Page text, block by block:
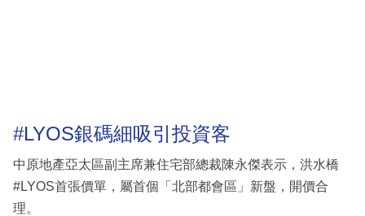
#LYOS銀碼細吸引投資客
中原地產亞太區副主席兼住宅部總裁陳永傑表示，洪水橋
#LYOS首張價單，屬首個「北部都會區」新盤，開價合
理。